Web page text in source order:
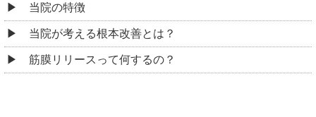
当院の特徴
当院が考える根本改善とは？
筋膜リリースって何するの？